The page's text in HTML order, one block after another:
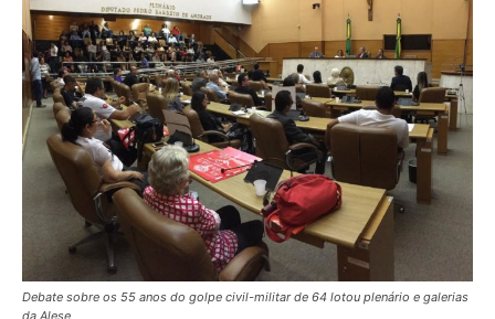
Debate sobre os 55 anos do golpe civil-militar de 64 lotou plenário e galerias